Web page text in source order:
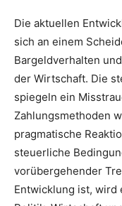
Die aktuellen
sich an einem
Bargeldverhalten
der Wirtschaft. Die
spiegeln ein
Zahlungsmethoden
pragmatische
steuerliche
vorübergehender
Entwicklung ist, wird